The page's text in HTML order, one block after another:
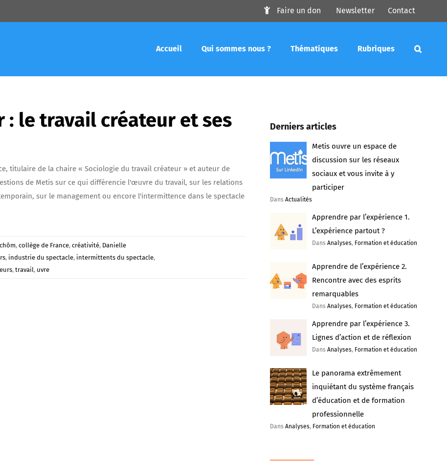
Faire un don Newsletter Contact
Accueil Qui sommes nous ? Thématiques Rubriques
: le travail créateur et ses
titulaire de la chaire « Sociologie du travail créateur » et auteur de
de Metis sur ce qui différencie l'œuvre du travail, sur les relations
sur le management ou encore l'intermittence dans le spectacle
, collège de France, créativité, Danielle
, industrie du spectacle, intermittents du spectacle,
, travail, uvre
Derniers articles
Metis ouvre un espace de
discussion sur les réseaux
sociaux et vous invite à y
participer
Dans Actualités
Apprendre par l’expérience 1.
L’expérience partout ?
DansAnalyses, Formation et éducation
Apprendre de l’expérience 2.
Rencontre avec des esprits
remarquables
DansAnalyses, Formation et éducation
Apprendre par l’expérience 3.
Lignes d’action et de réflexion
DansAnalyses, Formation et éducation
Le panorama extrêmement
inquiétant du système français
d’éducation et de formation
professionnelle
Dans Analyses, Formation et éducation